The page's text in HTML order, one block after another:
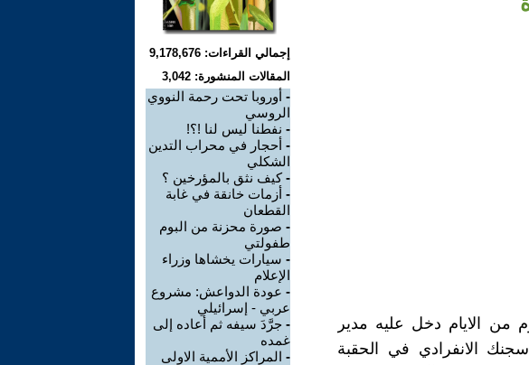
من الايام دخل عليه مدير
الانفرادي في الحقبة
إجمالي القراءات: 9,178,676
المقالات المنشورة: 3,042
- أوروبا تحت رحمة النووي
الروسي
- نفطنا ليس لنا !؟!
- أحجار في محراب التدين
الشكلي
-كيف نثق بالمؤرخين ؟
- أزمات خانقة في غابة
القطعان
- صورة محزنة من البوم
طفولتي
- سيارات يخشاها وزراء
الإعلام
- عودة الدواعش: مشروع
عربي - إسرائيلي
- جرَّدَ سيفه ثم أعاده إلى
غمده
- المراكز الأممية الاولى